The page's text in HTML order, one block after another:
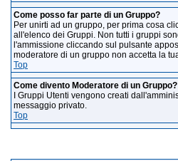
Come posso far parte di un Gruppo?
Per unirti ad un gruppo, per prima cosa
all'elenco dei Gruppi. Non tutti i gruppi
l'ammissione cliccando sul pulsante
moderatore di un gruppo non accetta la
Top
Come divento Moderatore di un Gruppo?
I Gruppi Utenti vengono creati
messaggio privato.
Top